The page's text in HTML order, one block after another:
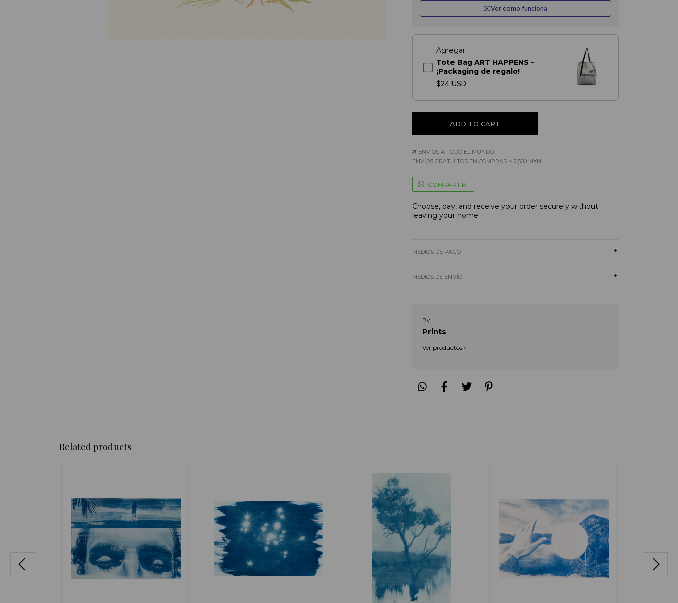
Ver como funciona
Agregar
Tote Bag ART HAPPENS –
¡Packaging de regalo!
$24 USD
ENVÍOS A TODO EL MUNDO.
ENVÍOS GRATUITOS EN COMPRAS > 2,500 MXN
COMPARTIR
Choose, pay, and receive your order securely without
leaving your home.
+
MEDIOS DE PAGO
+
MEDIOS DE ENVÍO
By
Prints
Ver productos
Related products